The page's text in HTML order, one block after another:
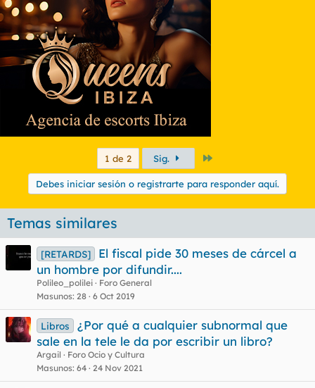
1 de 2 Sig.
Debes iniciar sesión o registrarte para responder aquí.
Temas similares
[RETARDS]
El fiscal pide 30 meses de cárcel a
un hombre por difundir....
Polileo_polilei
Foro General
Masunos 28 6 Oct 2019
Libros
¿Por qué a cualquier subnormal que
sale en la tele le da por escribir un libro?
Argail
Foro Ocio y Cultura
Masunos 64 24 Nov 2021